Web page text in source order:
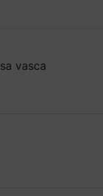
vasca